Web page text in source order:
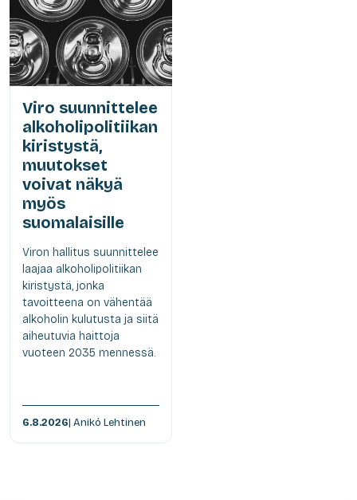
Viro suunnittelee
alkoholipolitiikan
kiristystä,
muutokset
voivat näkyä
myös
suomalaisille
Viron hallitus suunnittelee
laajaa alkoholipolitiikan
kiristystä, jonka
tavoitteena on vähentää
alkoholin kulutusta ja siitä
aiheutuvia haittoja
vuoteen 2035 mennessä.
6.8.2026| Anikó Lehtinen